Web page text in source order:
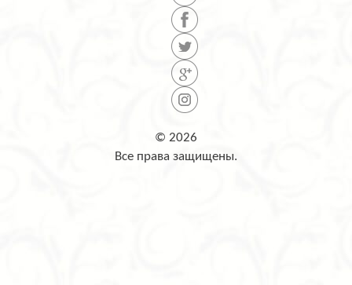
© 2026
Все права защищены.